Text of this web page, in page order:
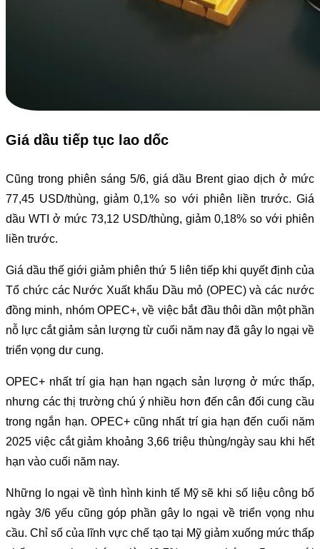
Giá dầu tiếp tục lao dốc
Cũng trong phiên sáng 5/6, giá dầu Brent giao dịch ở mức
77,45 USD/thùng, giảm 0,1% so với phiên liền trước. Giá
dầu WTI ở mức 73,12 USD/thùng, giảm 0,18% so với phiên
liền trước.
Giá dầu thế giới giảm phiên thứ 5 liên tiếp khi quyết định của
Tổ chức các Nước Xuất khẩu Dầu mỏ (OPEC) và các nước
đồng minh, nhóm OPEC+, về việc bắt đầu thôi dần một phần
nỗ lực cắt giảm sản lượng từ cuối năm nay đã gây lo ngại về
triển vọng dư cung.
OPEC+ nhất trí gia hạn hạn ngạch sản lượng ở mức thấp,
nhưng các thị trường chú ý nhiều hơn đến cân đối cung cầu
trong ngắn hạn. OPEC+ cũng nhất trí gia hạn đến cuối năm
2025 việc cắt giảm khoảng 3,66 triệu thùng/ngày sau khi hết
hạn vào cuối năm nay.
Những lo ngại về tình hình kinh tế Mỹ sẽ khi số liệu công bố
ngày 3/6 yếu cũng góp phần gây lo ngại về triển vọng nhu
cầu. Chỉ số của lĩnh vực chế tạo tại Mỹ giảm xuống mức thấp